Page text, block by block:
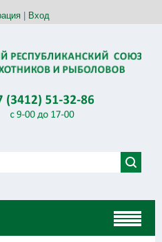
Вход